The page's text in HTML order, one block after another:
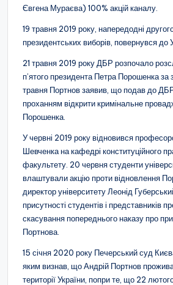
Євгена Мураєва) 100% акцій каналу.
19 травня 2019 року, напередодні
президентських виборів, повернувся до
21 травня 2019 року ДБР розпочало
п’ятого президента Петра Порошенка
травня Портнов заявив, що подав до
проханням відкрити кримінальне
Порошенка.
У червні 2019 року відновився
Шевченка на кафедрі конституційного
факультету. 20 червня студенти
влаштували акцію проти відновлення
директор університету Леонід
присутності студентів і представників
скасування попереднього наказу про
Портнова.
15 січня 2020 року Печерський суд
яким визнав, що Андрій Портнов
території України, попри те, що 22